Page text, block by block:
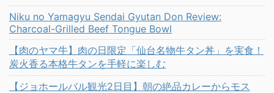
Niku no Yamagyu Sendai Gyutan Don Review:
Charcoal-Grilled Beef Tongue Bowl
【肉のヤマ牛】肉の日限定「仙台名物牛タン丼」を実食！
炭火香る本格牛タンを手軽に楽しむ
【ジョホールバル観光2日目】朝の絶品カレーからモス